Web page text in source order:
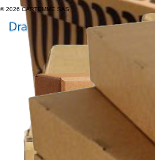
© 2026 CARTEMME SAS